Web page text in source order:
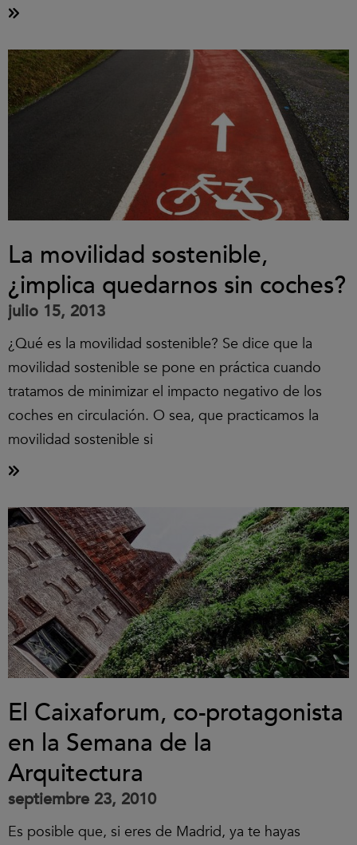
La movilidad sostenible,
¿implica quedarnos sin coches?
julio 15, 2013
¿Qué es la movilidad sostenible? Se dice que la
movilidad sostenible se pone en práctica cuando
tratamos de minimizar el impacto negativo de los
coches en circulación. O sea, que practicamos la
movilidad sostenible si
El Caixaforum, co-protagonista
en la Semana de la
Arquitectura
septiembre 23, 2010
Es posible que, si eres de Madrid, ya te hayas